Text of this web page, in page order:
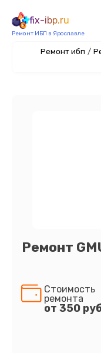
fix-ibp.ru
Ремонт ИБП в Ярославле
Ремонт ибп /
Ремонт
Стоимость
ремонта
от 350